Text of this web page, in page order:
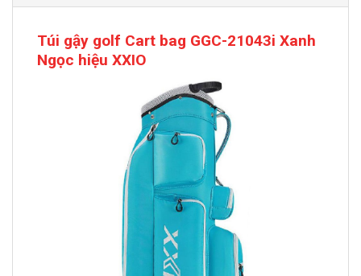
Túi gậy golf Cart bag GGC-21043i Xanh
Ngọc hiệu XXIO